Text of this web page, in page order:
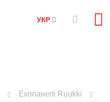
УКР
Екопанелі Ruukki